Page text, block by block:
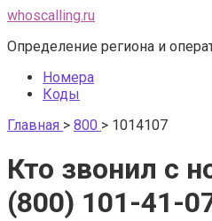
Перейти
контенту
whoscalling.ru
Определение региона и
Номера
Коды
Главная > 800 > 1014107
Кто звонил с
(800) 101-41-